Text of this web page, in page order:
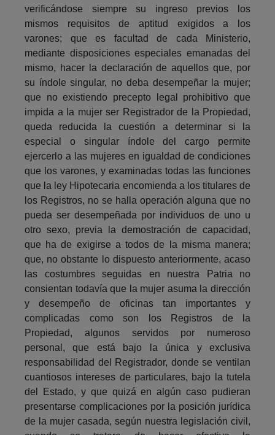
verificándose siempre su ingreso previos los
mismos requisitos de aptitud exigidos a los
varones; que es facultad de cada Ministerio,
mediante disposiciones especiales emanadas del
mismo, hacer la declaración de aquellos que, por
su índole singular, no deba desempeñar la mujer;
que no existiendo precepto legal prohibitivo que
impida a la mujer ser Registrador de la Propiedad,
queda reducida la cuestión a determinar si la
especial o singular índole del cargo permite
ejercerlo a las mujeres en igualdad de condiciones
que los varones, y examinadas todas las funciones
que la ley Hipotecaria encomienda a los titulares de
los Registros, no se halla operación alguna que no
pueda ser desempeñada por individuos de uno u
otro sexo, previa la demostración de capacidad,
que ha de exigirse a todos de la misma manera;
que, no obstante lo dispuesto anteriormente, acaso
las costumbres seguidas en nuestra Patria no
consientan todavía que la mujer asuma la dirección
y desempeño de oficinas tan importantes y
complicadas como son los Registros de la
Propiedad, algunos servidos por numeroso
personal, que está bajo la única y exclusiva
responsabilidad del Registrador, donde se ventilan
cuantiosos intereses de particulares, bajo la tutela
del Estado, y que quizá en algún caso pudieran
presentarse complicaciones por la posición jurídica
de la mujer casada, según nuestra legislación civil,